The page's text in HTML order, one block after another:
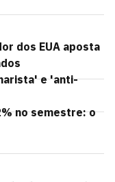
dos EUA aposta
e 'anti-
no semestre: o